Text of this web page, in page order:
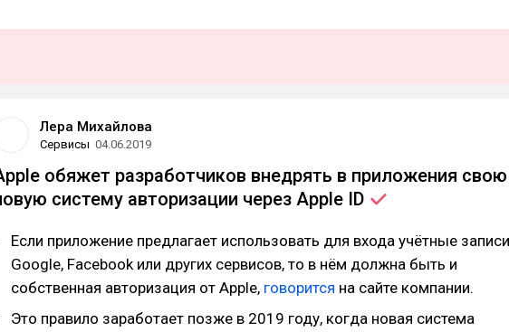
Лера Михайлова
Сервисы 04.06.2019
обяжет разработчиков внедрять в приложения свою
систему авторизации через Apple ID
Если приложение предлагает использовать для входа учётные записи
Google, Facebook или других сервисов, то в нём должна быть и
собственная авторизация от Apple, говорится на сайте компании.
Это правило заработает позже в 2019 году, когда новая система